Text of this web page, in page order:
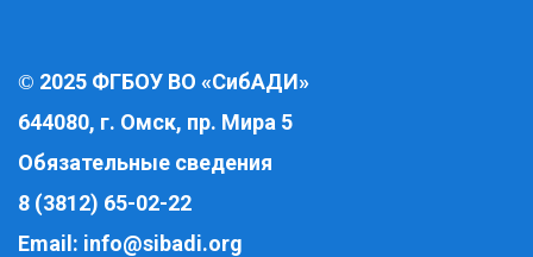
© 2025 ФГБОУ ВО «СибАДИ»
644080, г. Омск, пр. Мира 5
Обязательные сведения
8 (3812) 65-02-22
Email: info@sibadi.org